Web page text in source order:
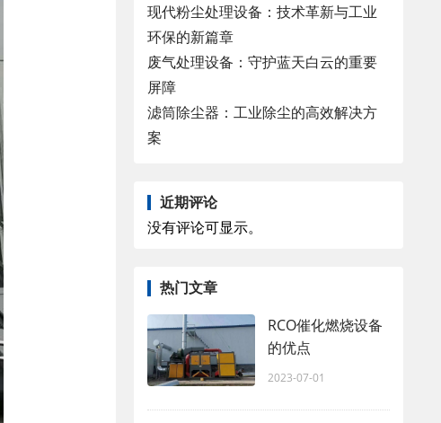
现代粉尘处理设备：技术革新与工业
环保的新篇章
废气处理设备：守护蓝天白云的重要
屏障
滤筒除尘器：工业除尘的高效解决方
案
近期评论
没有评论可显示。
热门文章
RCO催化燃烧设备
的优点
2023-07-01